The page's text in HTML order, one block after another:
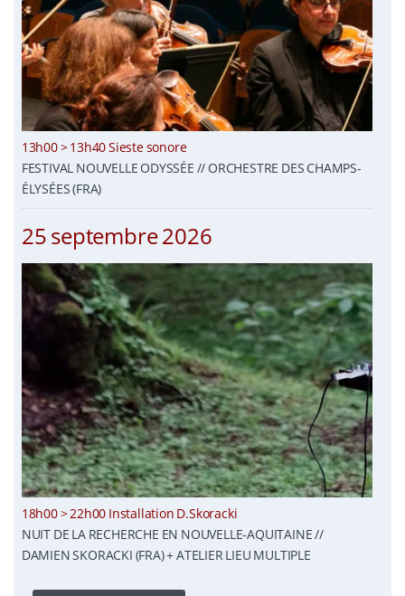
13h00 > 13h40 Sieste sonore
FESTIVAL NOUVELLE ODYSSÉE // ORCHESTRE DES CHAMPS-
ÉLYSÉES (FRA)
25 septembre 2026
18h00 > 22h00 Installation D.Skoracki
NUIT DE LA RECHERCHE EN NOUVELLE-AQUITAINE //
DAMIEN SKORACKI (FRA) + ATELIER LIEU MULTIPLE